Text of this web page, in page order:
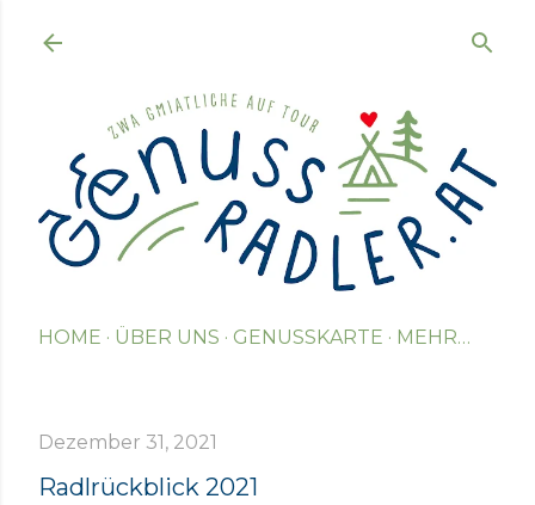
HOME ÜBER UNS GENUSSKARTE MEHR…
Dezember 31, 2021
Radlrückblick 2021